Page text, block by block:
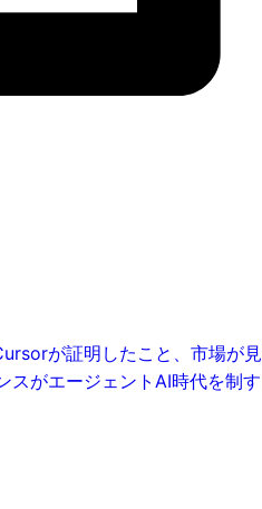
が証明したこと、市場が見
スがエージェントAI時代を制す